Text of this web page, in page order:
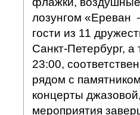
лозунгом «Ереван
гости из 11
Санкт-Петербург,
23:00,
рядом с
концерты
мероприятия